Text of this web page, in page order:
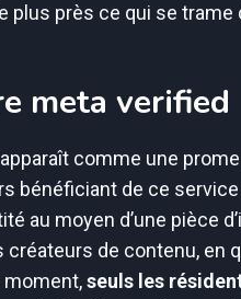
plus près ce qui se
meta verified
apparaît comme une
bénéficiant de ce
au moyen d’une pièce
de contenu, en
moment,seuls les